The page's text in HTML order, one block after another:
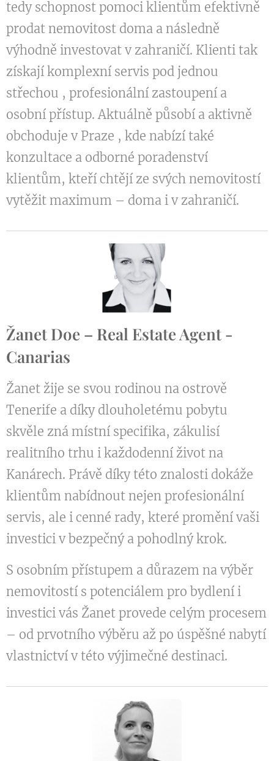
tedy schopnost pomoci klientům efektivně
prodat nemovitost doma a následně
výhodně investovat v zahraničí. Klienti tak
získají komplexní servis pod jednou
střechou , profesionální zastoupení a
osobní přístup. Aktuálně působí a aktivně
obchoduje v Praze , kde nabízí také
konzultace a odborné poradenství
klientům, kteří chtějí ze svých nemovitostí
vytěžit maximum – doma i v zahraničí.
Žanet Doe – Real Estate Agent -
Canarias
Žanet žije se svou rodinou na ostrově
Tenerife a díky dlouholetému pobytu
skvěle zná místní specifika, zákulisí
realitního trhu i každodenní život na
Kanárech. Právě díky této znalosti dokáže
klientům nabídnout nejen profesionální
servis, ale i cenné rady, které promění vaši
investici v bezpečný a pohodlný krok.
S osobním přístupem a důrazem na výběr
nemovitostí s potenciálem pro bydlení i
investici vás Žanet provede celým procesem
– od prvotního výběru až po úspěšné nabytí
vlastnictví v této výjimečné destinaci.